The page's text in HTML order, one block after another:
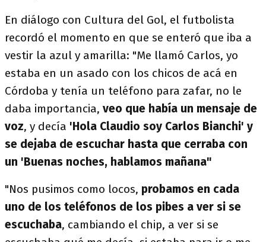
En diálogo con Cultura del Gol, el futbolista
recordó el momento en que se enteró que iba a
vestir la azul y amarilla: "Me llamó Carlos, yo
estaba en un asado con los chicos de acá en
Córdoba y tenía un teléfono para zafar, no le
daba importancia, veo que había un mensaje de
voz, y decía 'Hola Claudio soy Carlos Bianchi' y
se dejaba de escuchar hasta que cerraba con
un 'Buenas noches, hablamos mañana"
"Nos pusimos como locos, probamos en cada
uno de los teléfonos de los pibes a ver si se
escuchaba, cambiando el chip, a ver si se